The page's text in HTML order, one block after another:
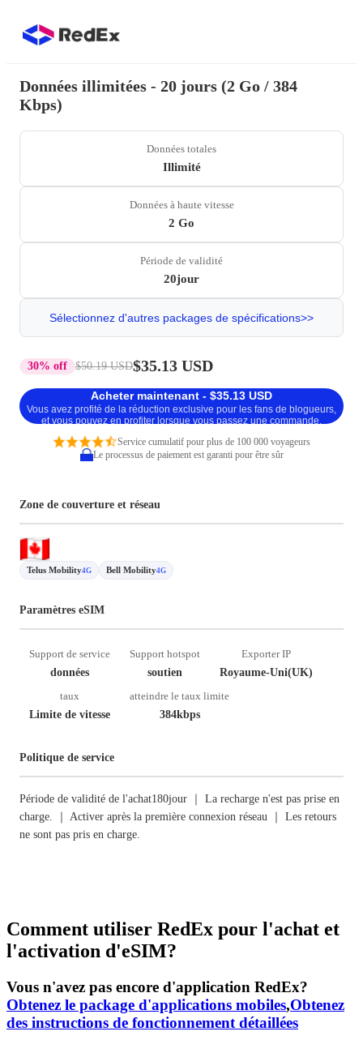
Données illimitées - 20 jours (2 Go / 384
Kbps)
Données totales
Illimité
Données à haute vitesse
2 Go
Période de validité
20jour
Sélectionnez d'autres packages de spécifications>>
30% off $50.19 USD$35.13 USD
Acheter maintenant - $35.13 USD
Vous avez profité de la réduction exclusive pour les fans de blogueurs,
et vous pouvez en profiter lorsque vous passez une commande.
Service cumulatif pour plus de 100 000 voyageurs
Le processus de paiement est garanti pour être sûr
Zone de couverture et réseau
Telus Mobility4G Bell Mobility4G
Paramètres eSIM
Support de service
données
Support hotspot
soutien
Exporter IP
Royaume-Uni(UK)
taux
Limite de vitesse
atteindre le taux limite
384kbps
Politique de service
Période de validité de l'achat180jour ｜ La recharge n'est pas prise en
charge. ｜ Activer après la première connexion réseau ｜ Les retours
ne sont pas pris en charge.
Comment utiliser RedEx pour l'achat et
l'activation d'eSIM?
Vous n'avez pas encore d'application RedEx?
Obtenez le package d'applications mobiles,Obtenez
des instructions de fonctionnement détaillées